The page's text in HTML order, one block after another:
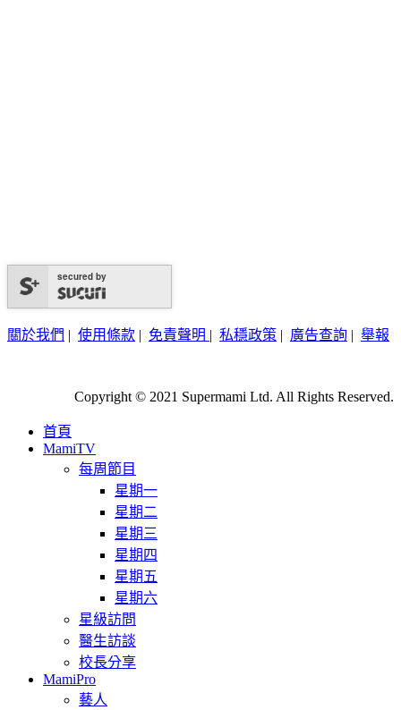
secured by
關於我們 | 使用條款 | 免責聲明 | 私穩政策 | 廣告查詢 | 舉報
Copyright © 2021 Supermami Ltd. All Rights Reserved.
首頁
MamiTV
每周節目
星期一
星期二
星期三
星期四
星期五
星期六
星級訪問
醫生訪談
校長分享
MamiPro
藝人